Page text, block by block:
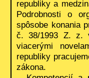
republiky a
Podrobnosti o
spôsobe konania
č. 38/1993 Z. z.
viacerými
republiky
zákona.